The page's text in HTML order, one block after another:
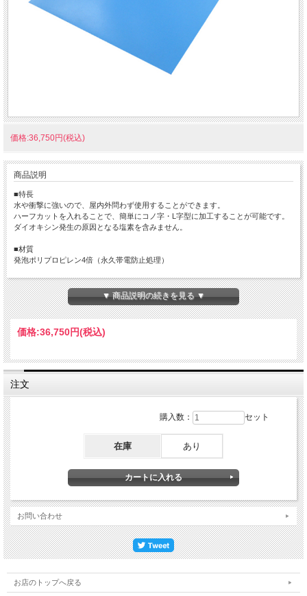
価格:36,750円(税込)
商品説明
■特長
水や衝撃に強いので、屋内外問わず使用することができます。
ハーフカットを入れることで、簡単にコノ字・L字型に加工することが可能です。
ダイオキシン発生の原因となる塩素を含みません。
■材質
発泡ポリプロピレン4倍（永久帯電防止処理）
■用途
堅牢な表層スキンを備え、機械油や洗浄水侵入もなく、重量物用の仕切材や通函用
資材に適しています
▼ 商品説明の続きを見る ▼
価格:36,750円(税込)
注文
購入数： セット
在庫 あり
お問い合わせ
お店のトップへ戻る